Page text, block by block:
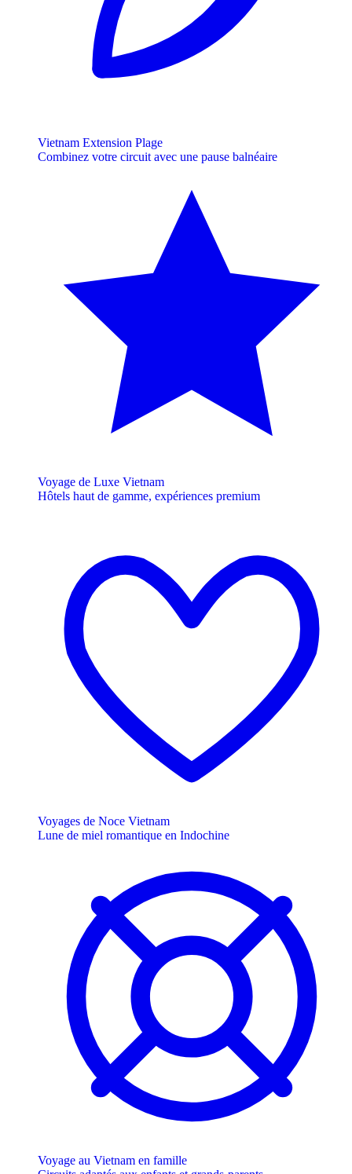
Vietnam Extension Plage
Combinez votre circuit avec une pause balnéaire
Voyage de Luxe Vietnam
Hôtels haut de gamme, expériences premium
Voyages de Noce Vietnam
Lune de miel romantique en Indochine
Voyage au Vietnam en famille